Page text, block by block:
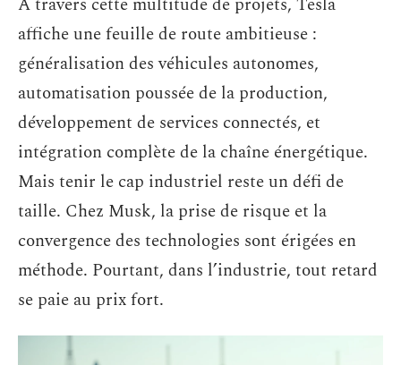
affiche une feuille de route ambitieuse :
généralisation des véhicules autonomes,
automatisation poussée de la production,
développement de services connectés, et
intégration complète de la chaîne énergétique.
Mais tenir le cap industriel reste un défi de
taille. Chez Musk, la prise de risque et la
convergence des technologies sont érigées en
méthode. Pourtant, dans l’industrie, tout retard
se paie au prix fort.